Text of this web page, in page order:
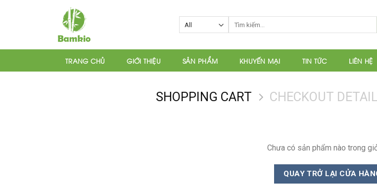
Tìm
TRANG CHỦ GIỚI THIỆU SẢN PHẨM KHUYẾN MẠI TIN TỨC LIÊN HỆ
SHOPPING CART CHECKOUT
Chưa có sản phẩm nào trong
QUAY TRỞ LẠI CỬA